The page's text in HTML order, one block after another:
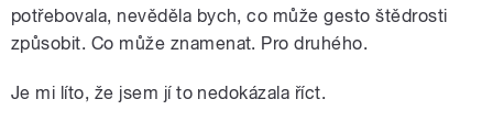
potřebovala, nevěděla bych, co může gesto štědrosti
způsobit. Co může znamenat. Pro druhého.
Je mi líto, že jsem jí to nedokázala říct.